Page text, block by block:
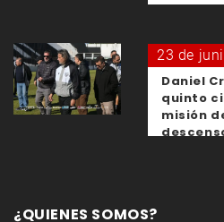
23 de
Daniel
quinto
misión
¿QUIENES SOMOS?